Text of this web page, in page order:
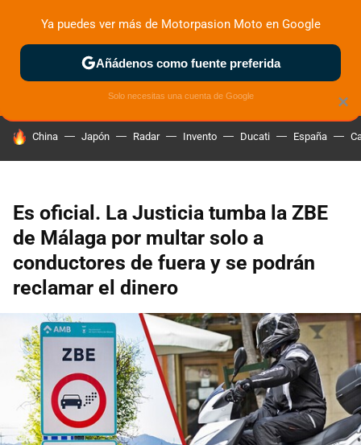
ZONA DE PRUEBAS DEPORTIVAS MOTOS ELÉCTRICAS
HOY SE HABLA DE
China Japón Radar Invento Ducati España
Es oficial. La Justicia tumba la ZBE
de Málaga por multar solo a
conductores de fuera y se podrán
reclamar el dinero
×
Ya puedes ver más de Motorpasion Moto en Google
Añádenos como fuente preferida
Solo necesitas una cuenta de Google